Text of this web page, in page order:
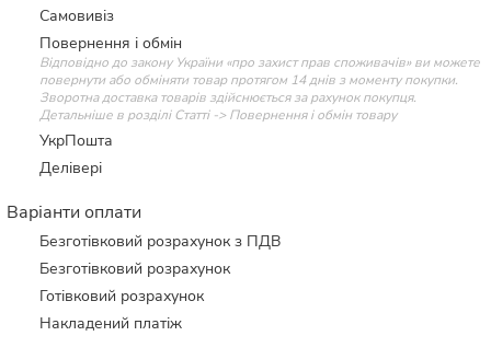
Самовивіз
Повернення і обмін
Відповідно до закону України «про захист прав споживачів» ви можете
повернути або обміняти товар протягом 14 днів з моменту покупки.
Зворотна доставка товарів здійснюється за рахунок покупця.
Детальніше в розділі Статті -> Повернення і обмін товару
УкрПошта
Делівері
Варіанти оплати
Безготівковий розрахунок з ПДВ
Безготівковий розрахунок
Готівковий розрахунок
Накладений платіж